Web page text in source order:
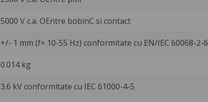
5000 V c.a. OEntre bobinC si contact
+/- 1 mm (f= 10-55 Hz) conformitate cu EN/IEC 60068-2-6
0.014 kg
3.6 kV conformitate cu IEC 61000-4-5